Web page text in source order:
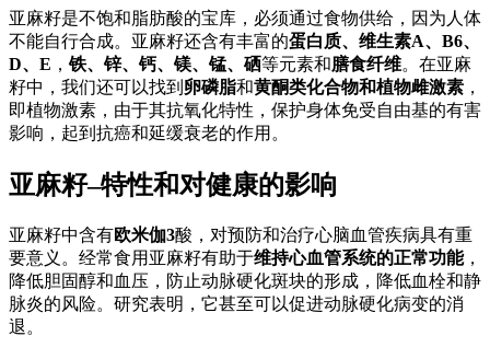
亚麻籽是不饱和脂肪酸的宝库，必须通过食物供给，因为人体
不能自行合成。亚麻籽还含有丰富的蛋白质、维生素A、B6、
D、E ， 铁、锌、钙、镁、锰、硒等元素和膳食纤维。在亚麻
籽中，我们还可以找到 卵磷脂和黄酮类化合物和植物雌激素 ，
即植物激素，由于其抗氧化特性，保护身体免受自由基的有害
影响，起到抗癌和延缓衰老的作用。
亚麻籽–特性和对健康的影响
亚麻籽中含有欧米伽3酸，对预防和治疗心脑血管疾病具有重
要意义。经常食用亚麻籽有助于维持心血管系统的正常功能，
降低胆固醇和血压，防止动脉硬化斑块的形成，降低血栓和静
脉炎的风险。研究表明，它甚至可以促进动脉硬化病变的消
退。